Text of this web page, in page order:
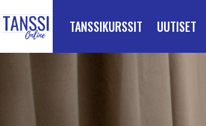
TANSSIKURSSIT UUTISET